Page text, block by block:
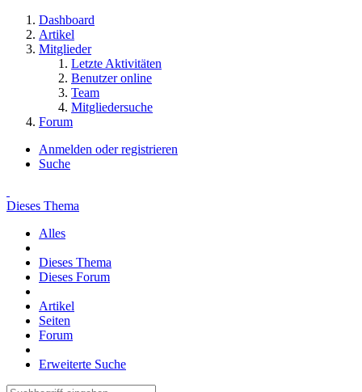
Dashboard
Artikel
Mitglieder
Letzte Aktivitäten
Benutzer online
Team
Mitgliedersuche
Forum
Anmelden oder registrieren
Suche
Dieses Thema
Alles
Dieses Thema
Dieses Forum
Artikel
Seiten
Forum
Erweiterte Suche